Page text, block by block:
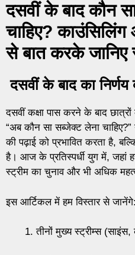
दसवीं के बाद कौन
चाहिए?
से बात करके जानिए
दसवीं के बाद का निर्णय
दसवीं कक्षा पास करने के बाद
“अब कौन सा सब्जेक्ट लेना
की पढ़ाई को प्रभावित करता है,
है। आज के प्रतिस्पर्धी युग में, जहां
स्ट्रीम का चुनाव और भी अधिक
इस आर्टिकल में हम विस्तार से जानेंगे:
तीनों मुख्य स्ट्रीम्स (साइंस,